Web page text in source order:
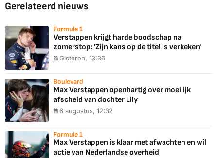
Gerelateerd nieuws
Formule 1
Verstappen krijgt harde boodschap na
zomerstop: 'Zijn kans op de titel is verkeken'
Gisteren, 13:36
Boulevard
Max Verstappen openhartig over moeilijk
afscheid van dochter Lily
6 augustus, 12:32
Formule 1
Max Verstappen is klaar met afwachten en wil
actie van Nederlandse overheid